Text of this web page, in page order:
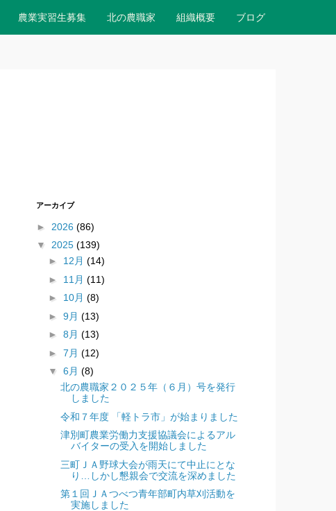
農業実習生募集 北の農職家 組織概要 ブログ
アーカイブ
► 2026 (86)
▼ 2025 (139)
► 12月 (14)
► 11月 (11)
► 10月 (8)
► 9月 (13)
► 8月 (13)
► 7月 (12)
▼ 6月 (8)
北の農職家２０２５年（６月）号を発行
しました
令和７年度 「軽トラ市」が始まりました
津別町農業労働力支援協議会によるアル
バイターの受入を開始しました
三町ＪＡ野球大会が雨天にて中止にとな
り…しかし懇親会で交流を深めました
第１回ＪＡつべつ青年部町内草刈活動を
実施しました